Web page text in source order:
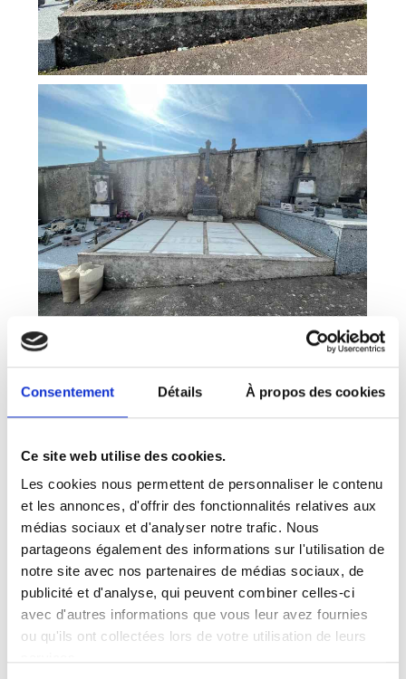
Consentement Détails À propos des cookies
Ce site web utilise des cookies.
Les cookies nous permettent de personnaliser le contenu
et les annonces, d'offrir des fonctionnalités relatives aux
médias sociaux et d'analyser notre trafic. Nous
partageons également des informations sur l'utilisation de
notre site avec nos partenaires de médias sociaux, de
publicité et d'analyse, qui peuvent combiner celles-ci
avec d'autres informations que vous leur avez fournies
ou qu'ils ont collectées lors de votre utilisation de leurs